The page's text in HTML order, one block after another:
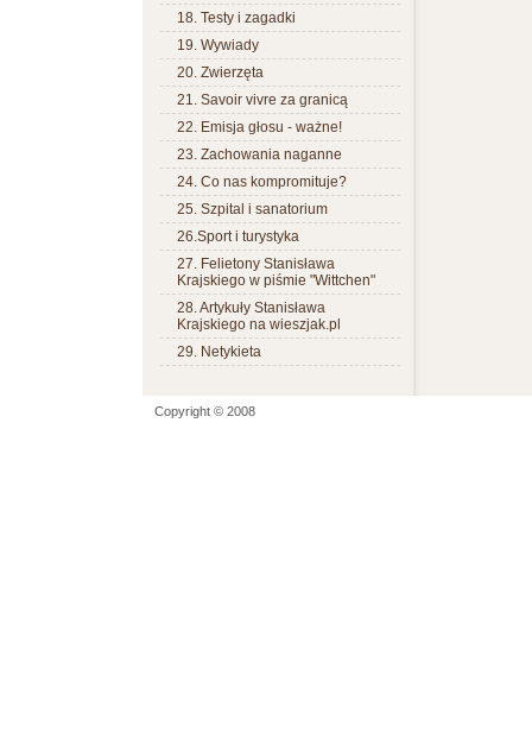
18. Testy i zagadki
19. Wywiady
20. Zwierzęta
21. Savoir vivre za granicą
22. Emisja głosu - ważne!
23. Zachowania naganne
24. Co nas kompromituje?
25. Szpital i sanatorium
26.Sport i turystyka
27. Felietony Stanisława
Krajskiego w piśmie "Wittchen"
28. Artykuły Stanisława
Krajskiego na wieszjak.pl
29. Netykieta
Copyright © 2008